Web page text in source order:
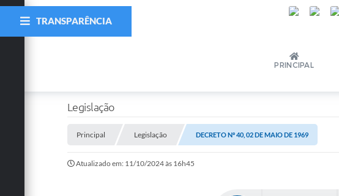
PRINCIPAL
TRANSPARÊNCIA
Legislação
Principal Legislação DECRETO Nº 40, 02 DE MAIO DE 1969
Atualizado em: 11/10/2024 às 16h45